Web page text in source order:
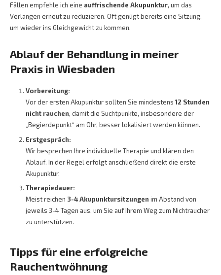
Fällen empfehle ich eine auffrischende Akupunktur, um das
Verlangen erneut zu reduzieren. Oft genügt bereits eine Sitzung,
um wieder ins Gleichgewicht zu kommen.
Ablauf der Behandlung in meiner
Praxis in Wiesbaden
Vorbereitung:
Vor der ersten Akupunktur sollten Sie mindestens12 Stunden
nicht rauchen, damit die Suchtpunkte, insbesondere der
„Begierdepunkt“ am Ohr, besser lokalisiert werden können.
Erstgespräch:
Wir besprechen Ihre individuelle Therapie und klären den
Ablauf. In der Regel erfolgt anschließend direkt die erste
Akupunktur.
Therapiedauer:
Meist reichen 3-4 Akupunktursitzungen im Abstand von
jeweils 3-4 Tagen aus, um Sie auf Ihrem Weg zum Nichtraucher
zu unterstützen.
Tipps für eine erfolgreiche
Rauchentwöhnung